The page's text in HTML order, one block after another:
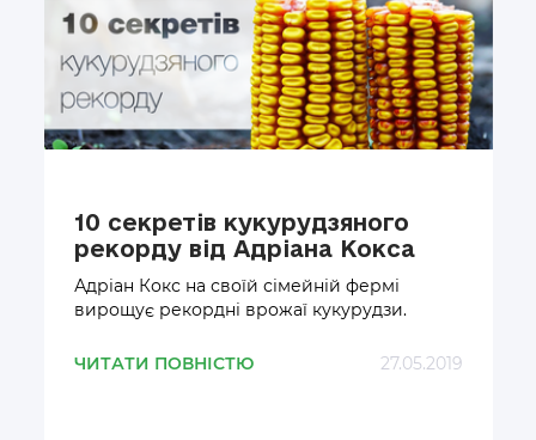
10 секретів кукурудзяного
рекорду від Адріана Кокса
Адріан Кокс на своїй сімейній фермі
вирощує рекордні врожаї кукурудзи.
ЧИТАТИ ПОВНІСТЮ 27.05.2019